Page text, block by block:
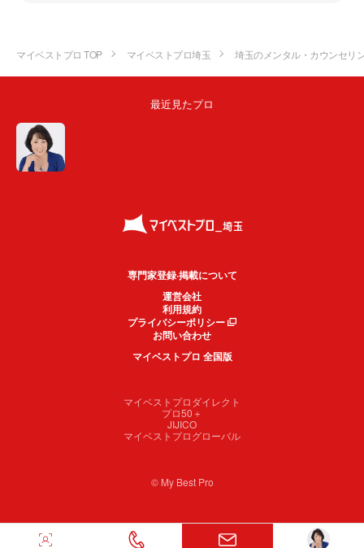
マイベストプロ TOP マイベストプロ埼玉 埼玉のメンタル・カウンセリ
最近見たプロ
専門家登録·掲載について
運営会社
利用規約
プライバシーポリシー
お問い合わせ
マイベストプロ 全国版
マイベストプロダイレクト
プロ50＋
JIJICO
マイベストプログローバル
© My Best Pro